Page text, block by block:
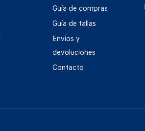
Guía de compras
Guía de tallas
Envíos y
devoluciones
Contacto